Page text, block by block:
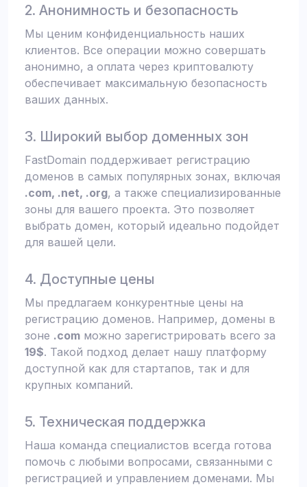
2. Анонимность и безопасность
Мы ценим конфиденциальность наших
клиентов. Все операции можно совершать
анонимно, а оплата через криптовалюту
обеспечивает максимальную безопасность
ваших данных.
3. Широкий выбор доменных зон
FastDomain поддерживает регистрацию
доменов в самых популярных зонах, включая
.com, .net, .org, а также специализированные
зоны для вашего проекта. Это позволяет
выбрать домен, который идеально подойдет
для вашей цели.
4. Доступные цены
Мы предлагаем конкурентные цены на
регистрацию доменов. Например, домены в
зоне .com можно зарегистрировать всего за
19$. Такой подход делает нашу платформу
доступной как для стартапов, так и для
крупных компаний.
5. Техническая поддержка
Наша команда специалистов всегда готова
помочь с любыми вопросами, связанными с
регистрацией и управлением доменами. Мы